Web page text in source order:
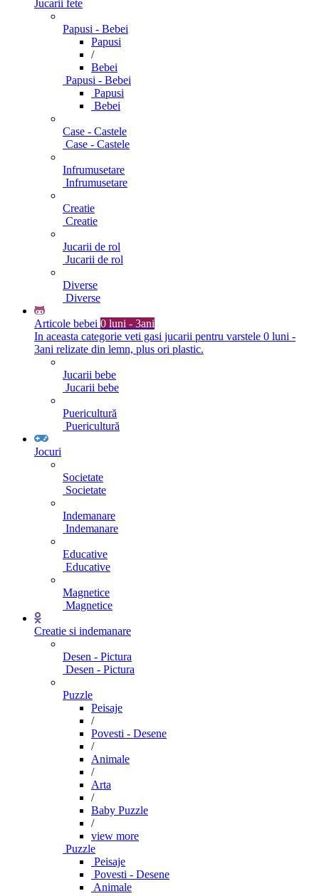
Jucarii fete
Papusi - Bebei
Papusi
/
Bebei
Papusi - Bebei
Papusi
Bebei
Case - Castele
Case - Castele
Infrumusetare
Infrumusetare
Creatie
Creatie
Jucarii de rol
Jucarii de rol
Diverse
Diverse
Articole bebei 0 luni - 3ani
In aceasta categorie veti gasi jucarii pentru varstele 0 luni -
3ani relizate din lemn, plus ori plastic.
Jucarii bebe
Jucarii bebe
Puericultură
Puericultură
Jocuri
Societate
Societate
Indemanare
Indemanare
Educative
Educative
Magnetice
Magnetice
Creatie si indemanare
Desen - Pictura
Desen - Pictura
Puzzle
Peisaje
/
Povesti - Desene
/
Animale
/
Arta
/
Baby Puzzle
/
view more
Puzzle
Peisaje
Povesti - Desene
Animale